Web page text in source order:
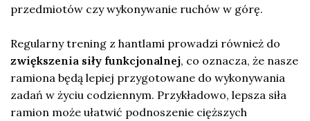
przedmiotów czy wykonywanie ruchów w górę.
Regularny trening z hantlami prowadzi również do
zwiększenia siły funkcjonalnej, co oznacza, że nasze
ramiona będą lepiej przygotowane do wykonywania
zadań w życiu codziennym. Przykładowo, lepsza siła
ramion może ułatwić podnoszenie cięższych